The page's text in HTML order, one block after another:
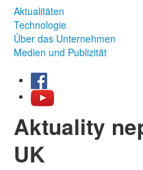
Aktualitäten
Technologie
Über das Unternehmen
Medien und Publizität
Aktuality
UK